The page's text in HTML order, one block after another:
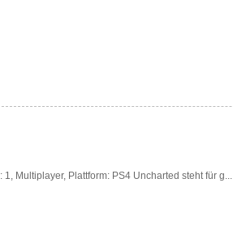
Multiplayer, Plattform: PS4 Uncharted steht für g...